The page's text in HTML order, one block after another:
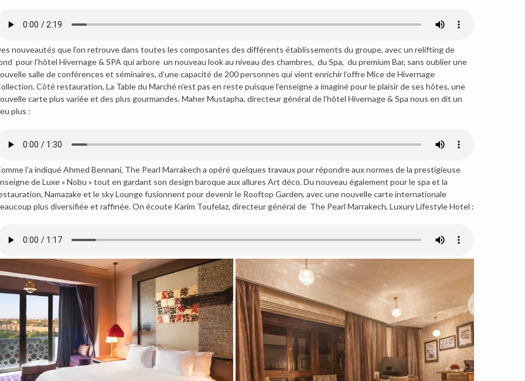
nouveautés que l’on retrouve dans toutes les composantes des différents établissements du groupe, avec un relifting de
pour l’hôtel Hivernage & SPA qui arbore un nouveau look au niveau des chambres, du Spa, du premium Bar, sans oublier une
salle de conférences et séminaires, d’une capacité de 200 personnes qui vient enrichir l’offre Mice de Hivernage
Côté restauration, La Table du Marché n’est pas en reste puisque l’enseigne a imaginé pour le plaisir de ses hôtes, une
carte plus variée et des plus gourmandes. Maher Mustapha, directeur général de l’hôtel Hivernage & Spa nous en dit un
plus :
l’a indiqué Ahmed Bennani, The Pearl Marrakech a opéré quelques travaux pour répondre aux normes de la prestigieuse
de Luxe « Nobu » tout en gardant son design baroque aux allures Art déco. Du nouveau également pour le spa et la
Namazake et le sky Lounge fusionnent pour devenir le Rooftop Garden, avec une nouvelle carte internationale
plus diversifiée et raffinée. On écoute Karim Toufelaz, directeur général de The Pearl Marrakech, Luxury Lifestyle Hotel :